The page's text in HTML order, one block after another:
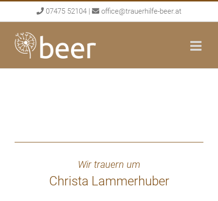
to
content
07475 52104 | office@trauerhilfe-beer.at
Wir trauern um
Christa Lammerhuber